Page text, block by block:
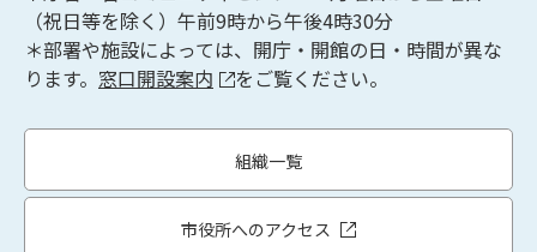
（祝日等を除く）午前9時から午後4時30分
＊部署や施設によっては、開庁・開館の日・時間が異な
ります。 窓口開設案内 をご覧ください。
組織一覧
市役所へのアクセス